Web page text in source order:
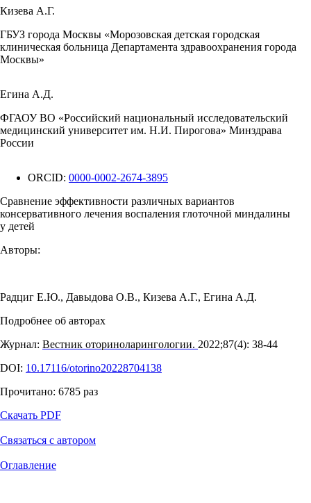
Кизева А.Г.
ГБУЗ города Москвы «Морозовская детская городская
клиническая больница Департамента здравоохранения города
Москвы»
Егина А.Д.
ФГАОУ ВО «Российский национальный исследовательский
медицинский университет им. Н.И. Пирогова» Минздрава
России
ORCID: 0000-0002-2674-3895
Сравнение эффективности различных вариантов
консервативного лечения воспаления глоточной миндалины
у детей
Авторы:
Радциг Е.Ю., Давыдова О.В., Кизева А.Г., Егина А.Д.
Подробнее об авторах
Журнал: Вестник оториноларингологии. 2022;87(4): 38‑44
DOI: 10.17116/otorino20228704138
Прочитано: 6785 раз
Скачать PDF
Связаться с автором
Оглавление